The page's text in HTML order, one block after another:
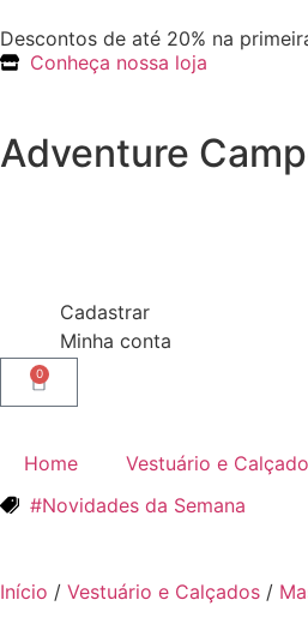
Descontos de até 20% na
Conheça nossa loja
Adventure
Cadastrar
Minha conta
0
Home Vestuário e
#Novidades da Semana
Início / Vestuário e Calçados /